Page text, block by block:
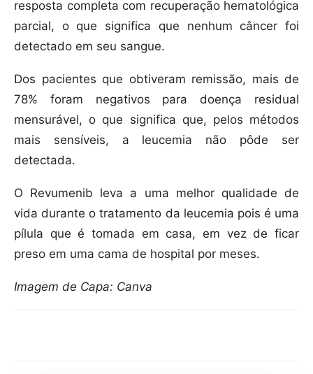
resposta completa com recuperação hematológica
parcial, o que significa que nenhum câncer foi
detectado em seu sangue.
Dos pacientes que obtiveram remissão, mais de
78% foram negativos para doença residual
mensurável, o que significa que, pelos métodos
mais sensíveis, a leucemia não pôde ser
detectada.
O Revumenib leva a uma melhor qualidade de
vida durante o tratamento da leucemia pois é uma
pílula que é tomada em casa, em vez de ficar
preso em uma cama de hospital por meses.
Imagem de Capa: Canva